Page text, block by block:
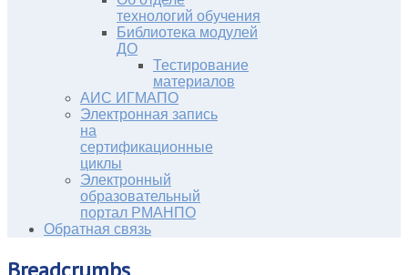
технологий обучения
Библиотека модулей
ДО
Тестирование
материалов
АИС ИГМАПО
Электронная запись
на
сертификационные
циклы
Электронный
образовательный
портал РМАНПО
Обратная связь